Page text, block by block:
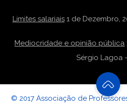
Limites salariais 1 de Dezembro,
Mediocridade e opinião pública
Sérgio Lagoa
© 2017 Associação de